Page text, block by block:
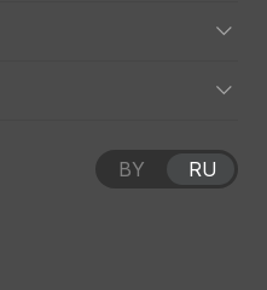
BY RU